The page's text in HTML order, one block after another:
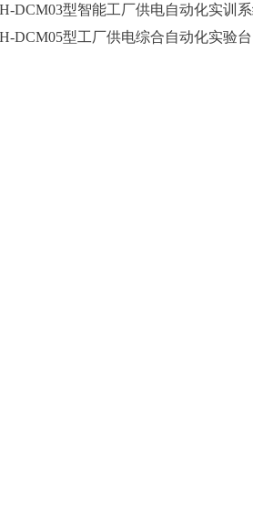
DCM03型智能工厂供电自动化实训
DCM05型工厂供电综合自动化实验台